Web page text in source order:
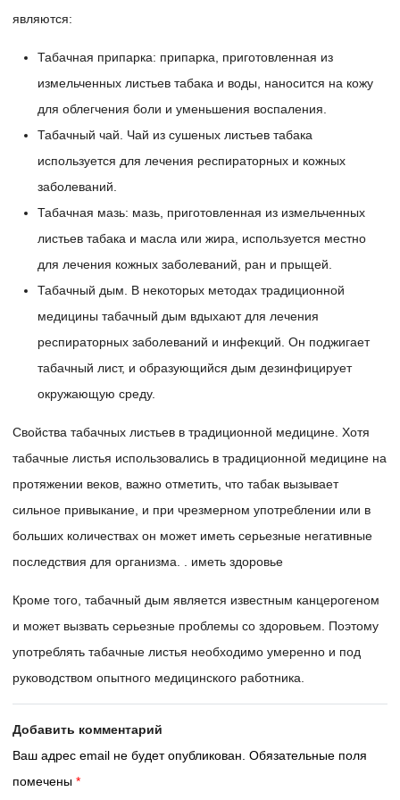
являются:
Табачная припарка: припарка, приготовленная из
измельченных листьев табака и воды, наносится на кожу
для облегчения боли и уменьшения воспаления.
Табачный чай. Чай из сушеных листьев табака
используется для лечения респираторных и кожных
заболеваний.
Табачная мазь: мазь, приготовленная из измельченных
листьев табака и масла или жира, используется местно
для лечения кожных заболеваний, ран и прыщей.
Табачный дым. В некоторых методах традиционной
медицины табачный дым вдыхают для лечения
респираторных заболеваний и инфекций. Он поджигает
табачный лист, и образующийся дым дезинфицирует
окружающую среду.
Свойства табачных листьев в традиционной медицине. Хотя
табачные листья использовались в традиционной медицине на
протяжении веков, важно отметить, что табак вызывает
сильное привыкание, и при чрезмерном употреблении или в
больших количествах он может иметь серьезные негативные
последствия для организма. . иметь здоровье
Кроме того, табачный дым является известным канцерогеном
и может вызвать серьезные проблемы со здоровьем. Поэтому
употреблять табачные листья необходимо умеренно и под
руководством опытного медицинского работника.
Добавить комментарий
Ваш адрес email не будет опубликован. Обязательные поля
помечены *